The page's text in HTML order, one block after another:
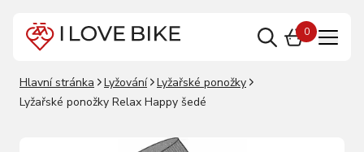
0
Hlavní stránka Lyžování
Lyžařské ponožky
Lyžařské ponožky Relax Happy šedé